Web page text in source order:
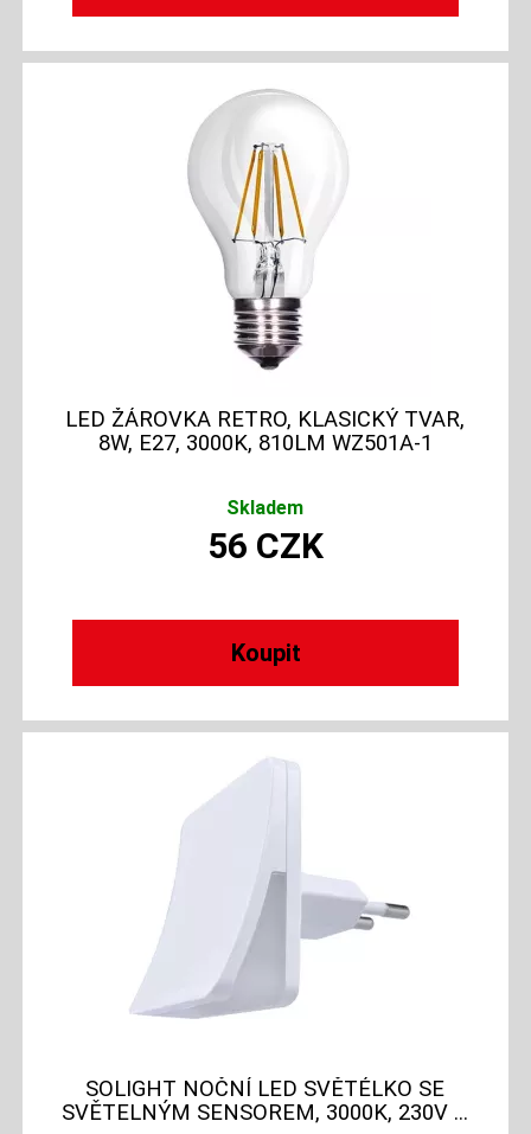
LED ŽÁROVKA RETRO, KLASICKÝ TVAR,
8W, E27, 3000K, 810LM WZ501A-1
Skladem
56 CZK
SOLIGHT NOČNÍ LED SVĚTÉLKO SE
SVĚTELNÝM SENSOREM, 3000K, 230V ...